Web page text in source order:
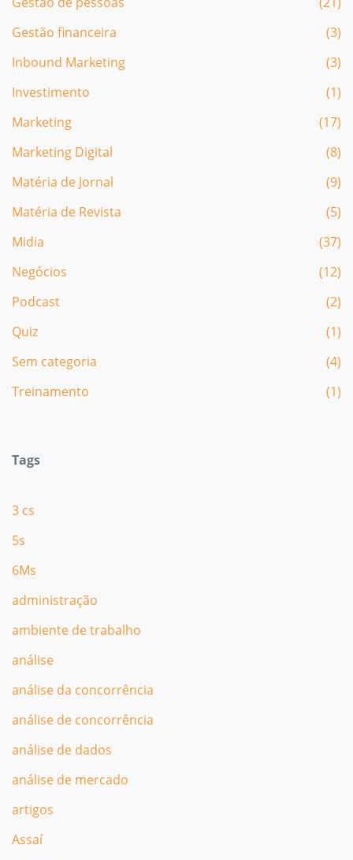
Gestão financeira
(3)
Inbound Marketing
(3)
Investimento
(1)
Marketing
(17)
Marketing Digital
(8)
Matéria de Jornal
(9)
Matéria de Revista
(5)
Midia
(37)
Negócios
(12)
Podcast
(2)
Quiz
(1)
Sem categoria
(4)
Treinamento
(1)
Tags
3 cs
5s
6Ms
administração
ambiente de trabalho
análise
análise da concorrência
análise de concorrência
análise de dados
análise de mercado
artigos
Assaí